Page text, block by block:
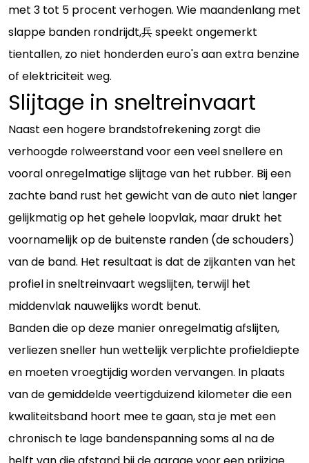
met 3 tot 5 procent verhogen. Wie maandenlang met
slappe banden rondrijdt,兵 speekt ongemerkt
tientallen, zo niet honderden euro's aan extra benzine
of elektriciteit weg.
Slijtage in sneltreinvaart
Naast een hogere brandstofrekening zorgt die
verhoogde rolweerstand voor een veel snellere en
vooral onregelmatige slijtage van het rubber. Bij een
zachte band rust het gewicht van de auto niet langer
gelijkmatig op het gehele loopvlak, maar drukt het
voornamelijk op de buitenste randen (de schouders)
van de band. Het resultaat is dat de zijkanten van het
profiel in sneltreinvaart wegslijten, terwijl het
middenvlak nauwelijks wordt benut.
Banden die op deze manier onregelmatig afslijten,
verliezen sneller hun wettelijk verplichte profieldiepte
en moeten vroegtijdig worden vervangen. In plaats
van de gemiddelde veertigduizend kilometer die een
kwaliteitsband hoort mee te gaan, sta je met een
chronisch te lage bandenspanning soms al na de